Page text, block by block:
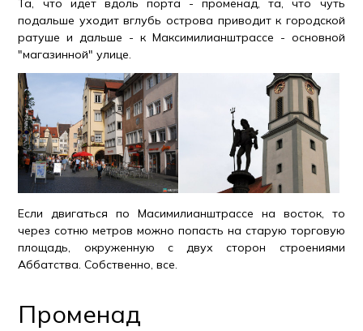
Та, что идет вдоль порта - променад, та, что чуть
подальше уходит вглубь острова приводит к городской
ратуше и дальше - к Максимилианштрассе - основной
"магазинной" улице.
Если двигаться по Масимилианштрассе на восток, то
через сотню метров можно попасть на старую торговую
площадь, окруженную с двух сторон строениями
Аббатства. Собственно, все.
Променад